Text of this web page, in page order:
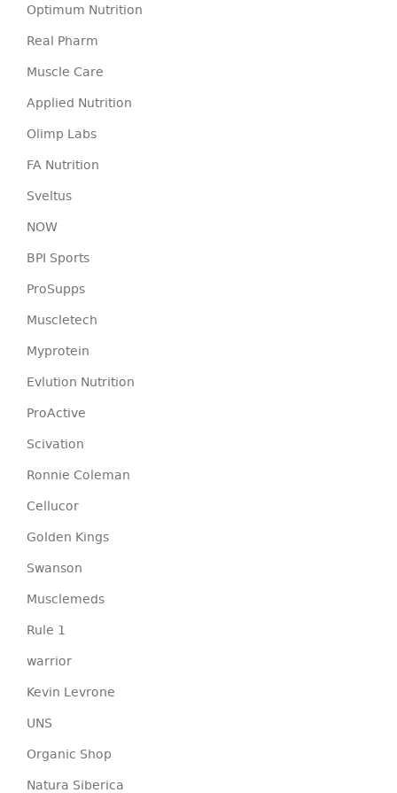
Optimum Nutrition
Real Pharm
Muscle Care
Applied Nutrition
Olimp Labs
FA Nutrition
Sveltus
NOW
BPI Sports
ProSupps
Muscletech
Myprotein
Evlution Nutrition
ProActive
Scivation
Ronnie Coleman
Cellucor
Golden Kings
Swanson
Musclemeds
Rule 1
warrior
Kevin Levrone
UNS
Organic Shop
Natura Siberica